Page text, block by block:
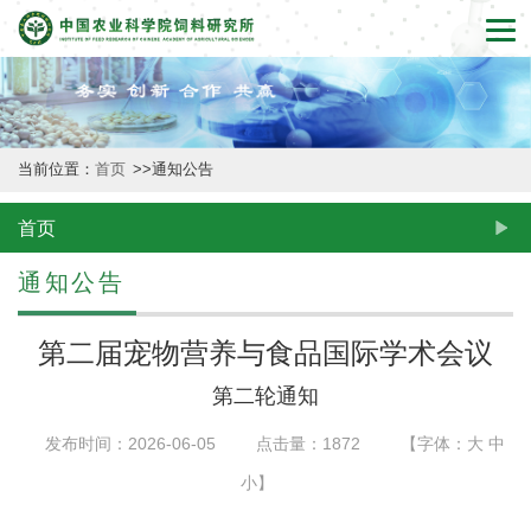
首
页
本
所
概
况
新
当前位置： 首页 >>通知公告
首页
通知公告
第二届宠物营养与食品国际学术会议
第二轮通知
发布时间：2026-06-05 点击量： 1872 【字体： 大 中
小】